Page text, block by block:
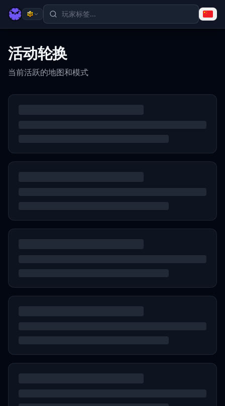
活动轮换
当前活跃的地图和模式